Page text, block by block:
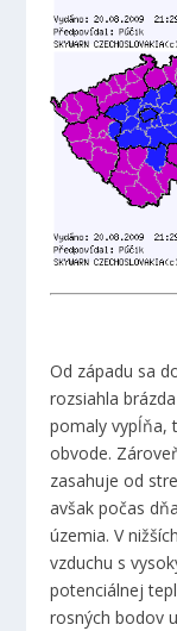
Od západu sa
rozsiahla
pomaly vypĺňa,
obvode.
zasahuje od
avšak počas
územia. V
vzduchu s
potenciálnej
rosných bodov